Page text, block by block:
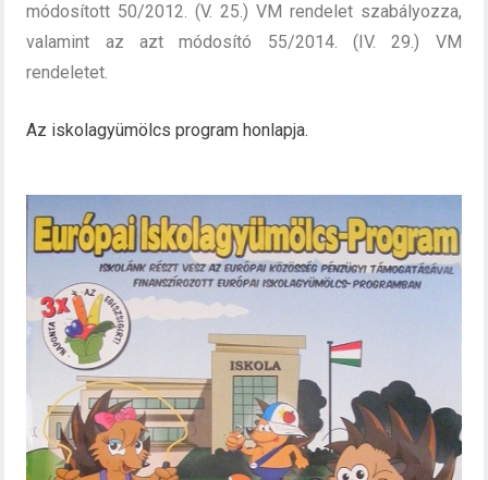
módosított 50/2012. (V. 25.) VM rendelet szabályozza,
valamint az azt módosító 55/2014. (IV. 29.) VM
rendeletet.
Az iskolagyümölcs program honlapja.